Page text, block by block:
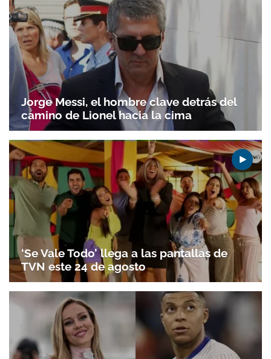
Jorge Messi, el hombre clave detrás del
camino de Lionel hacia la cima
‘Se Vale Todo’ llega a las pantallas de
TVN este 24 de agosto